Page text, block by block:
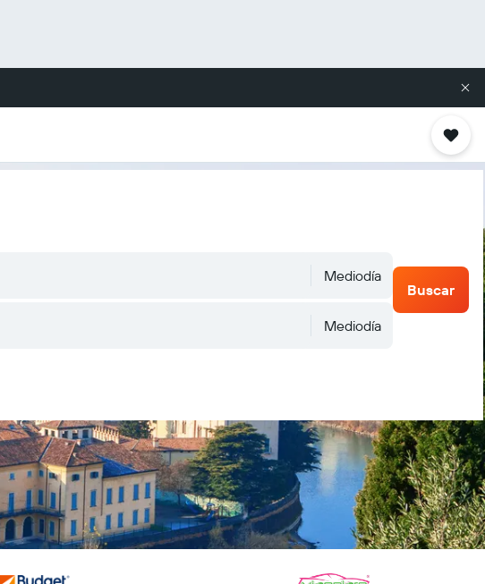
Mediodía
Mediodía
Buscar